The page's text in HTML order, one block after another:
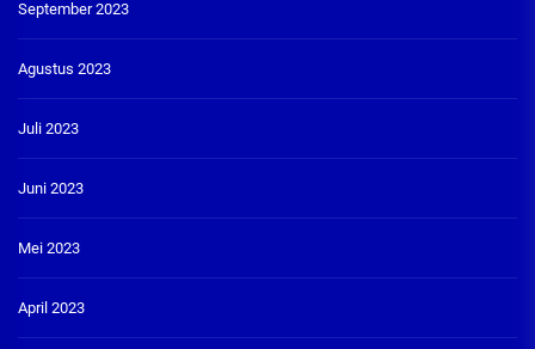
September 2023
Agustus 2023
Juli 2023
Juni 2023
Mei 2023
April 2023